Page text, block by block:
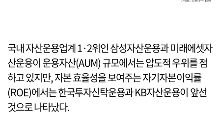
국내 자산운용업계 1·2위인 삼성자산운용과 미래에셋자
산운용이 운용자산(AUM) 규모에서는 압도적 우위를 점
하고 있지만, 자본 효율성을 보여주는 자기자본이익률
(ROE)에서는 한국투자신탁운용과 KB자산운용이 앞선
것으로 나타났다.